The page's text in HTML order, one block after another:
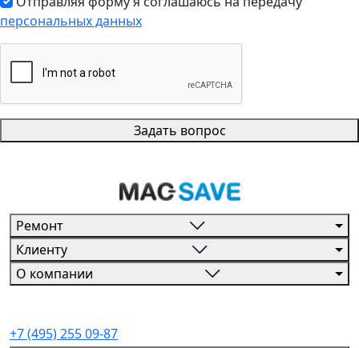
персональных данных
Задать вопрос
Ремонт
Клиенту
О компании
+7 (495) 255 09-87